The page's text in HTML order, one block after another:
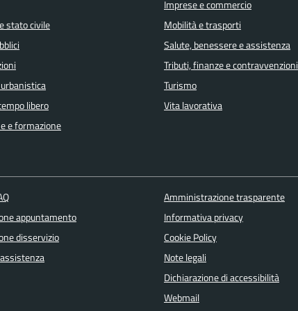
stato civile
libero
e formazione
Imprese e commercio
Mobilità e trasporti
Salute, benessere e assistenza
Tributi, finanze e contravvenzioni
Turismo
Vita lavorativa
appuntamento
disservizio
Amministrazione trasparente
Informativa privacy
Cookie Policy
Note legali
Dichiarazione di accessibilità
Webmail